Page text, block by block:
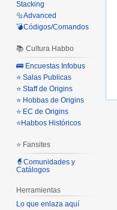
Stacking
🔩Advanced
💣Códigos/Comandos
📚 Cultura Habbo
🚌 Encuestas Infobus
⭐ Salas Publicas
⭐ Staff de Origins
⭐ Hobbas de Origins
⭐ EC de Origins
⭐Habbos Históricos
⭐ Fansites
🧙Comunidades y
Catálogos
Herramientas
Lo que enlaza aquí